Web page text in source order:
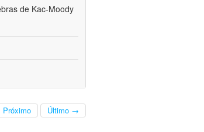
de Kac-Moody
Próximo Último →